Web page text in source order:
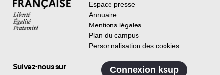
Espace presse
Annuaire
Mentions légales
Plan du campus
Personnalisation des cookies
Suivez-nous sur Connexion ksup